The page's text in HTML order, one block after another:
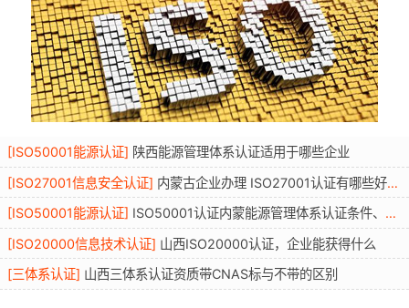
[ISO50001能源认证] 陕西能源管理体系认证适用于哪些企业
[ISO27001信息安全认证] 内蒙古企业办理 ISO27001认证有哪些好处？条件资料流程年审全解读
[ISO50001能源认证] ISO50001认证内蒙能源管理体系认证条件、适用行业、流程与优势
[ISO20000信息技术认证] 山西ISO20000认证，企业能获得什么
[三体系认证] 山西三体系认证资质带CNAS标与不带的区别